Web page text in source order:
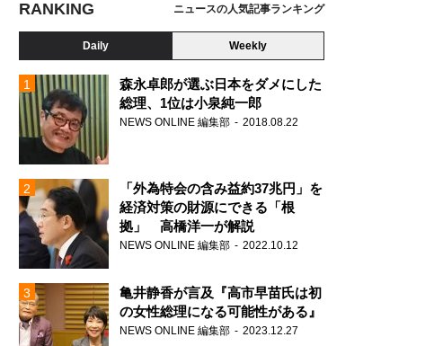
RANKING ニュースの人気記事ランキング
Daily Weekly
森永卓郎が選ぶ日本をダメにした
総理、1位は小泉純一郎
NEWS ONLINE 編集部 2018.08.22
「外為特会の含み益約37兆円」を
経済対策の財源にできる「根
拠」 高橋洋一が解説
NEWS ONLINE 編集部 2022.10.12
亀井静香が言及『高市早苗氏は初
の女性総理になる可能性がある』
NEWS ONLINE 編集部 2023.12.27